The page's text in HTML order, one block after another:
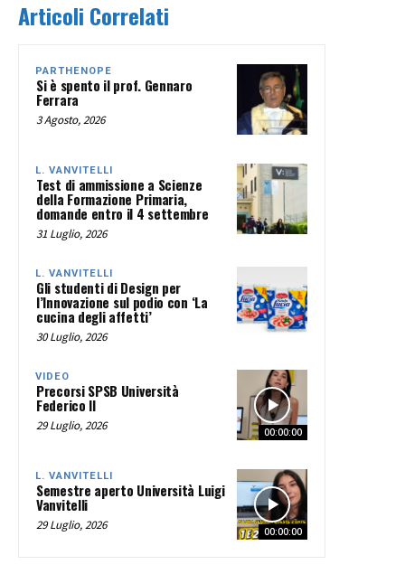
Articoli Correlati
PARTHENOPE
Si è spento il prof. Gennaro
Ferrara
3 Agosto, 2026
L. VANVITELLI
Test di ammissione a Scienze
della Formazione Primaria,
domande entro il 4 settembre
31 Luglio, 2026
L. VANVITELLI
Gli studenti di Design per
l’Innovazione sul podio con ‘La
cucina degli affetti’
30 Luglio, 2026
00:00:00
VIDEO
Precorsi SPSB Università
Federico II
29 Luglio, 2026
00:00:00
L. VANVITELLI
Semestre aperto Università Luigi
Vanvitelli
29 Luglio, 2026